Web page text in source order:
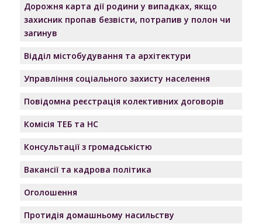
Дорожня карта дії родини у випадках, якщо
захисник пропав безвісти, потрапив у полон чи
загинув
Відділ містобудування та архітектури
Управління соціального захисту населення
Повідомна реєстрація колективних договорів
Комісія ТЕБ та НС
Консультації з громадськістю
Вакансії та кадрова політика
Оголошення
Протидія домашньому насильству